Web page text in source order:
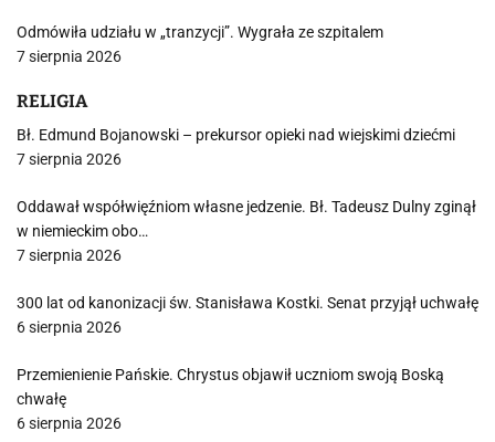
Odmówiła udziału w „tranzycji”. Wygrała ze szpitalem
7 sierpnia 2026
RELIGIA
Bł. Edmund Bojanowski – prekursor opieki nad wiejskimi dziećmi
7 sierpnia 2026
Oddawał współwięźniom własne jedzenie. Bł. Tadeusz Dulny zginął
w niemieckim obo…
7 sierpnia 2026
300 lat od kanonizacji św. Stanisława Kostki. Senat przyjął uchwałę
6 sierpnia 2026
Przemienienie Pańskie. Chrystus objawił uczniom swoją Boską
chwałę
6 sierpnia 2026